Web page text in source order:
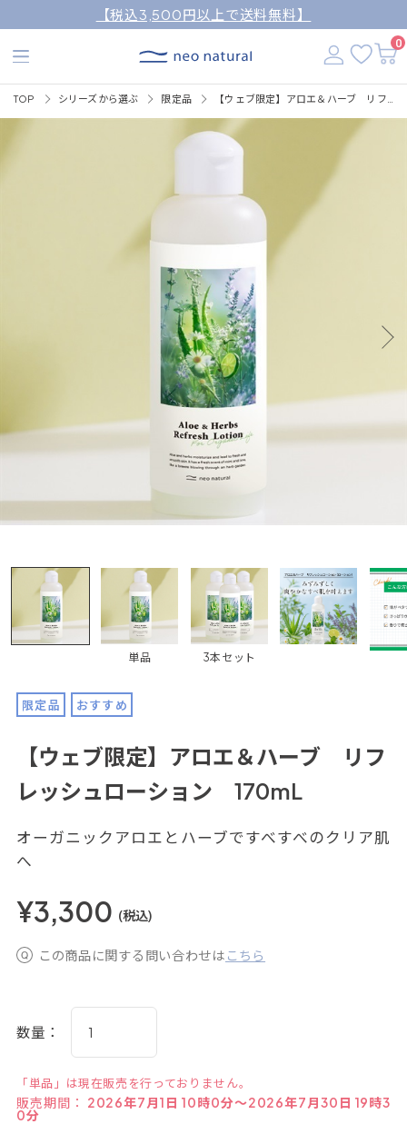
【税込3,500円以上で送料無料】
0
TOP シリーズから選ぶ 限定品
単品 3本セット
限定品 おすすめ
【ウェブ限定】アロエ＆ハーブ リフ
レッシュローション 170mL
オーガニックアロエとハーブですべすべのクリア肌
へ
¥3,300 (税込)
この商品に関する問い合わせは こちら
数量：
「単品」は現在販売を行っておりません。
販売期間： 2026年7月1日 10時0分～2026年7月30日 19時3
0分